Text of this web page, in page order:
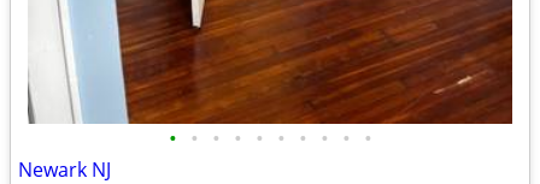
• • • • • • • • • •
Newark NJ